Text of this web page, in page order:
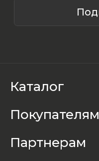
Каталог
Покупателям
Партнерам